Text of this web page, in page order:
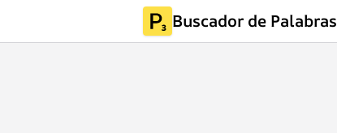
Buscador de Palabras